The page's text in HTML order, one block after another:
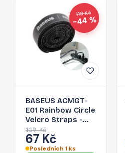
119 Kč
−44 %
BASEUS ACMGT-
E01 Rainbow Circle
Velcro Straps -
páska na suchý zip
pro organizaci
kabelů, 1m, černá
119 Kč
67 Kč
Posledních 1 ks